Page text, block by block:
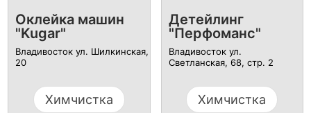
Оклейка машин
"Kugar"
Владивосток ул. Шилкинская,
20
Химчистка
Детейлинг
"Перфоманс"
Владивосток ул.
Светланская, 68, стр. 2
Химчистка